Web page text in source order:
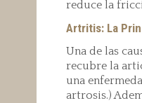
reduce la
Artritis: La
Una de las
recubre la
una
artrosis.)